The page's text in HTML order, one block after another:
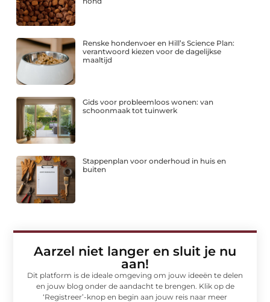
Renske hondenvoer en Hill’s Science Plan:
verantwoord kiezen voor de dagelijkse
maaltijd
Gids voor probleemloos wonen: van
schoonmaak tot tuinwerk
Stappenplan voor onderhoud in huis en
buiten
Aarzel niet langer en sluit je nu
aan!
Dit platform is de ideale omgeving om jouw ideeën te delen
en jouw blog onder de aandacht te brengen. Klik op de
‘Registreer’-knop en begin aan jouw reis naar meer